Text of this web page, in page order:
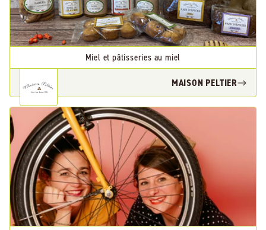
Miel et pâtisseries au miel
MAISON PELTIER